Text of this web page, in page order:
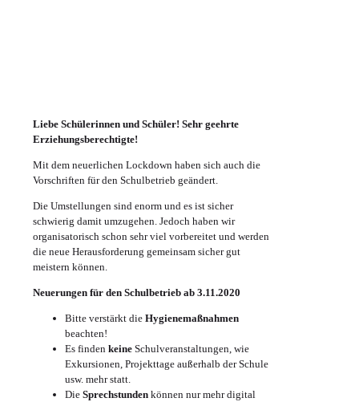
Liebe Schülerinnen und Schüler! Sehr geehrte
Erziehungsberechtigte!
Mit dem neuerlichen Lockdown haben sich auch die
Vorschriften für den Schulbetrieb geändert.
Die Umstellungen sind enorm und es ist sicher
schwierig damit umzugehen. Jedoch haben wir
organisatorisch schon sehr viel vorbereitet und werden
die neue Herausforderung gemeinsam sicher gut
meistern können.
Neuerungen für den Schulbetrieb ab 3.11.2020
Bitte verstärkt die Hygienemaßnahmen
beachten!
Es finden keine Schulveranstaltungen, wie
Exkursionen, Projekttage außerhalb der Schule
usw. mehr statt.
Die Sprechstunden können nur mehr digital